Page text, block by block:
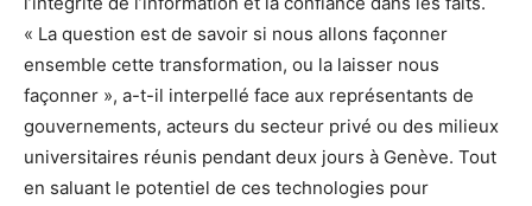
« La question est de savoir si nous allons façonner
ensemble cette transformation, ou la laisser nous
façonner », a-t-il interpellé face aux représentants de
gouvernements, acteurs du secteur privé ou des milieux
universitaires réunis pendant deux jours à Genève. Tout
en saluant le potentiel de ces technologies pour